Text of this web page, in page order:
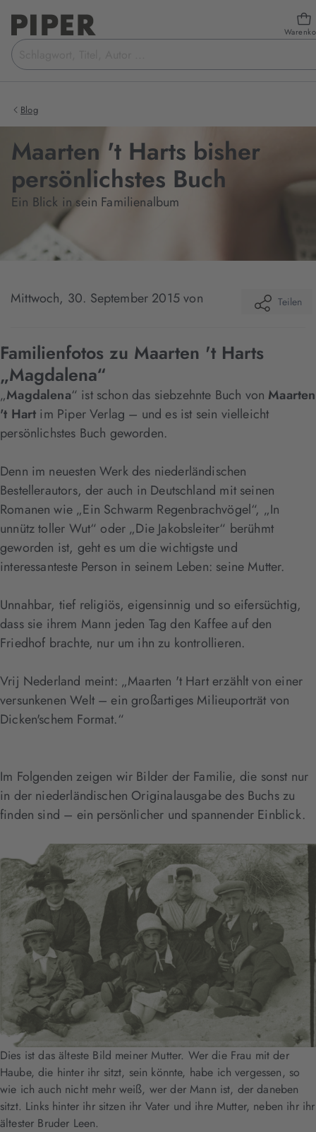
Suchbegriff
eingeben
Blog
Maarten 't Harts bisher
persönlichstes Buch
Ein Blick in sein Familienalbum
Mittwoch, 30. September 2015von Teilen
Familienfotos zu Maarten 't Harts
„Magdalena“
„Magdalena“ ist schon das siebzehnte Buch von Maarten
't Hart im Piper Verlag – und es ist sein vielleicht
persönlichstes Buch geworden.
Denn im neuesten Werk des niederländischen
Bestellerautors, der auch in Deutschland mit seinen
Romanen wie „Ein Schwarm Regenbrachvögel“, „In
unnütz toller Wut“ oder „Die Jakobsleiter“ berühmt
geworden ist, geht es um die wichtigste und
interessanteste Person in seinem Leben: seine Mutter.
Unnahbar, tief religiös, eigensinnig und so eifersüchtig,
dass sie ihrem Mann jeden Tag den Kaffee auf den
Friedhof brachte, nur um ihn zu kontrollieren.
Vrij Nederland meint: „Maarten 't Hart erzählt von einer
versunkenen Welt – ein großartiges Milieuporträt von
Dicken'schem Format.“
Im Folgenden zeigen wir Bilder der Familie, die sonst nur
in der niederländischen Originalausgabe des Buchs zu
finden sind – ein persönlicher und spannender Einblick.
Dies ist das älteste Bild meiner Mutter. Wer die Frau mit der
Haube, die hinter ihr sitzt, sein könnte, habe ich vergessen, so
wie ich auch nicht mehr weiß, wer der Mann ist, der daneben
sitzt. Links hinter ihr sitzen ihr Vater und ihre Mutter, neben ihr ihr
ältester Bruder Leen.